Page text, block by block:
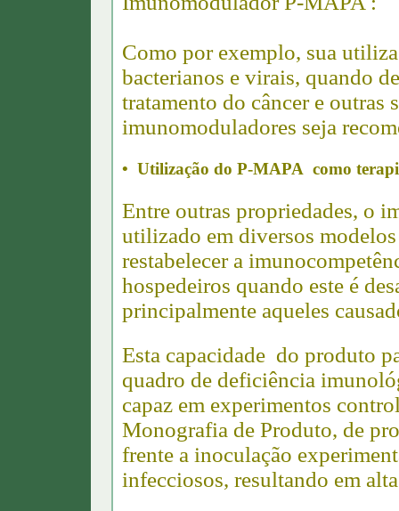
Como por exemplo, sua
bacterianos e virais, quando
tratamento do câncer e outras
imunomoduladores seja
• Utilização do P-MAPA como
Entre outras propriedades, o
utilizado em diversos
restabelecer a
hospedeiros quando este é
principalmente aqueles
Esta capacidade do produto
quadro de deficiência
capaz em experimentos
Monografia de Produto, de
frente a inoculação
infecciosos, resultando em